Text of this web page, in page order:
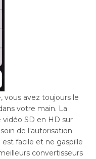
vous avez toujours le
votre main. La
SD en HD sur
de l'autorisation
est facile et ne gaspille
convertisseurs